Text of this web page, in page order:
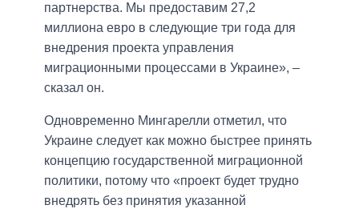
партнерства. Мы предоставим 27,2
миллиона евро в следующие три года для
внедрения проекта управления
миграционными процессами в Украине», –
сказал он.
Одновременно Мингарелли отметил, что
Украине следует как можно быстрее принять
концепцию государственной миграционной
политики, потому что «проект будет трудно
внедрять без принятия указанной